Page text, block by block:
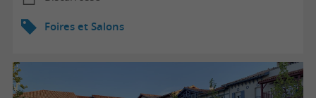
Foires et Salons